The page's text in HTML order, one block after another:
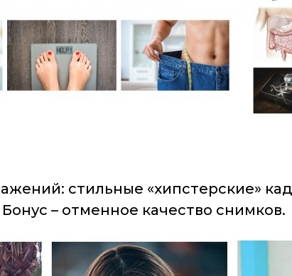
стильные «хипстерские»
– отменное качество снимков.